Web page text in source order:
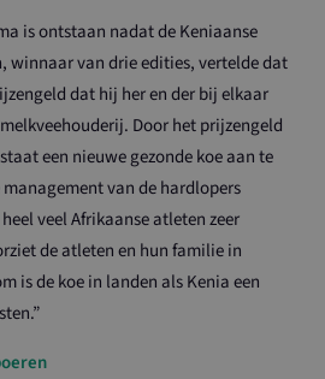
is ontstaan nadat de Keniaanse
winnaar van drie edities, vertelde dat
dat hij her en der bij elkaar
Door het prijzengeld
een nieuwe gezonde koe aan te
van de hardlopers
veel Afrikaanse atleten zeer
de atleten en hun familie in
is de koe in landen als Kenia een